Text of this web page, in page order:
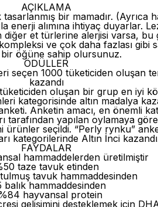
AÇIKLAMA
bir mamadır.
alımına ihtiyaç duyarlar.
diğer et türlerine alerjisi varsa,
ve çok daha fazlası gibi
öğüne sahip olursunuz.
ÖDÜLLER
1000 tüketiciden oluşan
kazandı
oluşan bir grup en iyi
kategorisinde altın madalya
Anketin amacı, en önemli
yapılan oylamaya
seçildi. “Perly rynku”
kategorilerinde Altın İnci
FAYDALAR
hammaddelerden üretilmiştir
taze tavuk etinden
tavuk hammaddesinden
balık hammaddesinden
hayvansal protein
gelişimini desteklemek için